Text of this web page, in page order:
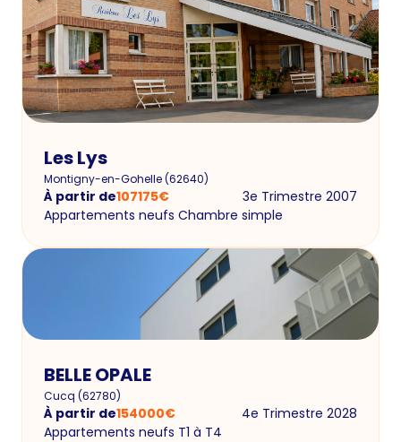
Les Lys
Montigny-en-Gohelle(62640)
À partir de107175€
3e Trimestre 2007
Appartements neufs Chambre simple
BELLE OPALE
Cucq (62780)
À partir de154000€
4e Trimestre 2028
Appartements neufs T1 à T4